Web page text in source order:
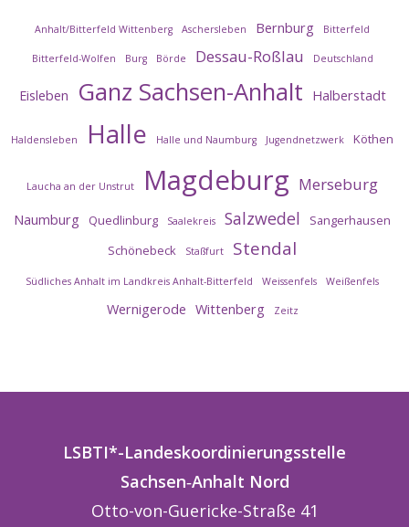
Anhalt/Bitterfeld Wittenberg Aschersleben Bernburg Bitterfeld
Bitterfeld-Wolfen Burg Börde Dessau-Roßlau Deutschland
Eisleben Ganz Sachsen-Anhalt Halberstadt
Haldensleben Halle Halle und Naumburg Jugendnetzwerk Köthen
Laucha an der Unstrut Magdeburg Merseburg
Naumburg Quedlinburg Saalekreis Salzwedel
Sangerhausen
Schönebeck
Staßfurt Stendal
Südliches Anhalt im Landkreis Anhalt-Bitterfeld Weissenfels Weißenfels
Wernigerode Wittenberg Zeitz
LSBTI*-Landeskoordinierungsstelle
Sachsen‑Anhalt Nord
Otto-von-Guericke-Straße 41